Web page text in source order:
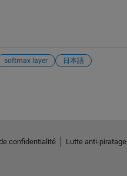
softmax layer 日本語
confidentialité Lutte anti-piratage